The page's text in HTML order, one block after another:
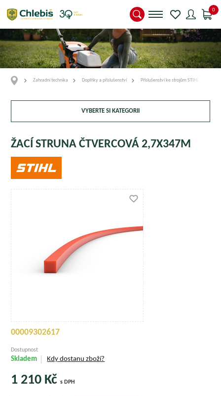
0
Zahradní technika Doplňky a příslušenství Příslušenství ke strojům STIHL
VYBERTE SI KATEGORII
ŽACÍ STRUNA ČTVERCOVÁ 2,7X347M
00009302617
Dostupnost
Skladem Kdy dostanu zboží?
1 210 Kčs DPH